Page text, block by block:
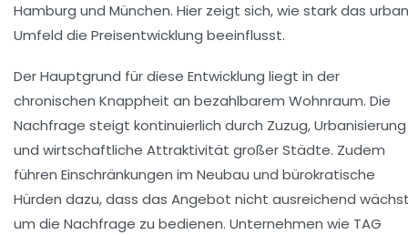
Hamburg und München. Hier zeigt sich, wie stark das
Umfeld die Preisentwicklung beeinflusst.
Der Hauptgrund für diese Entwicklung liegt in der
chronischen Knappheit an bezahlbarem Wohnraum. Die
Nachfrage steigt kontinuierlich durch Zuzug, Urbanisierung
und wirtschaftliche Attraktivität großer Städte. Zudem
führen Einschränkungen im Neubau und bürokratische
Hürden dazu, dass das Angebot nicht ausreichend
um die Nachfrage zu bedienen. Unternehmen wie TAG